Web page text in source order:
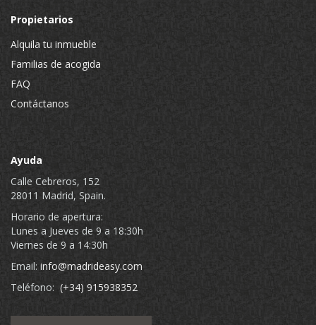
Propietarios
Alquila tu inmueble
Familias de acogida
FAQ
Contáctanos
Ayuda
Calle Cebreros, 152
28011 Madrid, Spain.
Horario de apertura:
Lunes a Jueves de 9 a 18:30h
Viernes de 9 a 14:30h
Email: info@madrideasy.com
Teléfono: (+34) 915938352